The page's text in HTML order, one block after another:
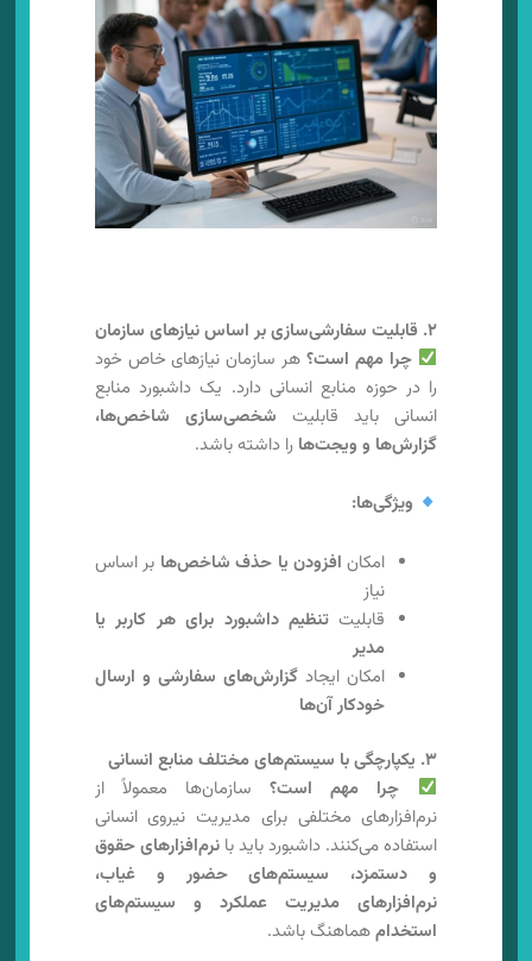
۲. قابلیت سفارشی‌سازی بر اساس نیازهای سازمان
چرا مهم است؟هر سازمان نیازهای خاص خود
را در حوزه منابع انسانی دارد. یک داشبورد منابع
انسانی باید قابلیت شخصی‌سازی شاخص‌ها،
گزارش‌ها و ویجت‌ها را داشته باشد.
ویژگی‌ها:
امکان افزودن یا حذف شاخص‌ها بر اساس
نیاز
قابلیت تنظیم داشبورد برای هر کاربر یا
مدیر
امکان ایجاد گزارش‌های سفارشی و ارسال
خودکار آن‌ها
۳. یکپارچگی با سیستم‌های مختلف منابع انسانی
چرا مهم است؟سازمان‌ها معمولاً از
نرم‌افزارهای مختلفی برای مدیریت نیروی انسانی
استفاده می‌کنند. داشبورد باید بانرم‌افزارهای حقوق
و دستمزد، سیستم‌های حضور و غیاب،
نرم‌افزارهای مدیریت عملکرد و سیستم‌های
استخدامهماهنگ باشد.